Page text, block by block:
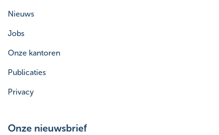
Nieuws
Jobs
Onze kantoren
Publicaties
Privacy
Onze nieuwsbrief